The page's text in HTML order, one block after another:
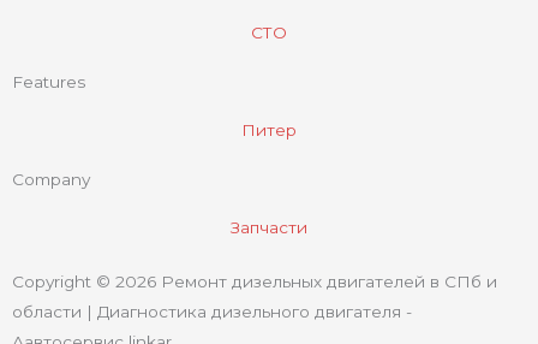
СТО
Features
Питер
Company
Запчасти
Copyright © 2026 Ремонт дизельных двигателей в СПб и
области | Диагностика дизельного двигателя -